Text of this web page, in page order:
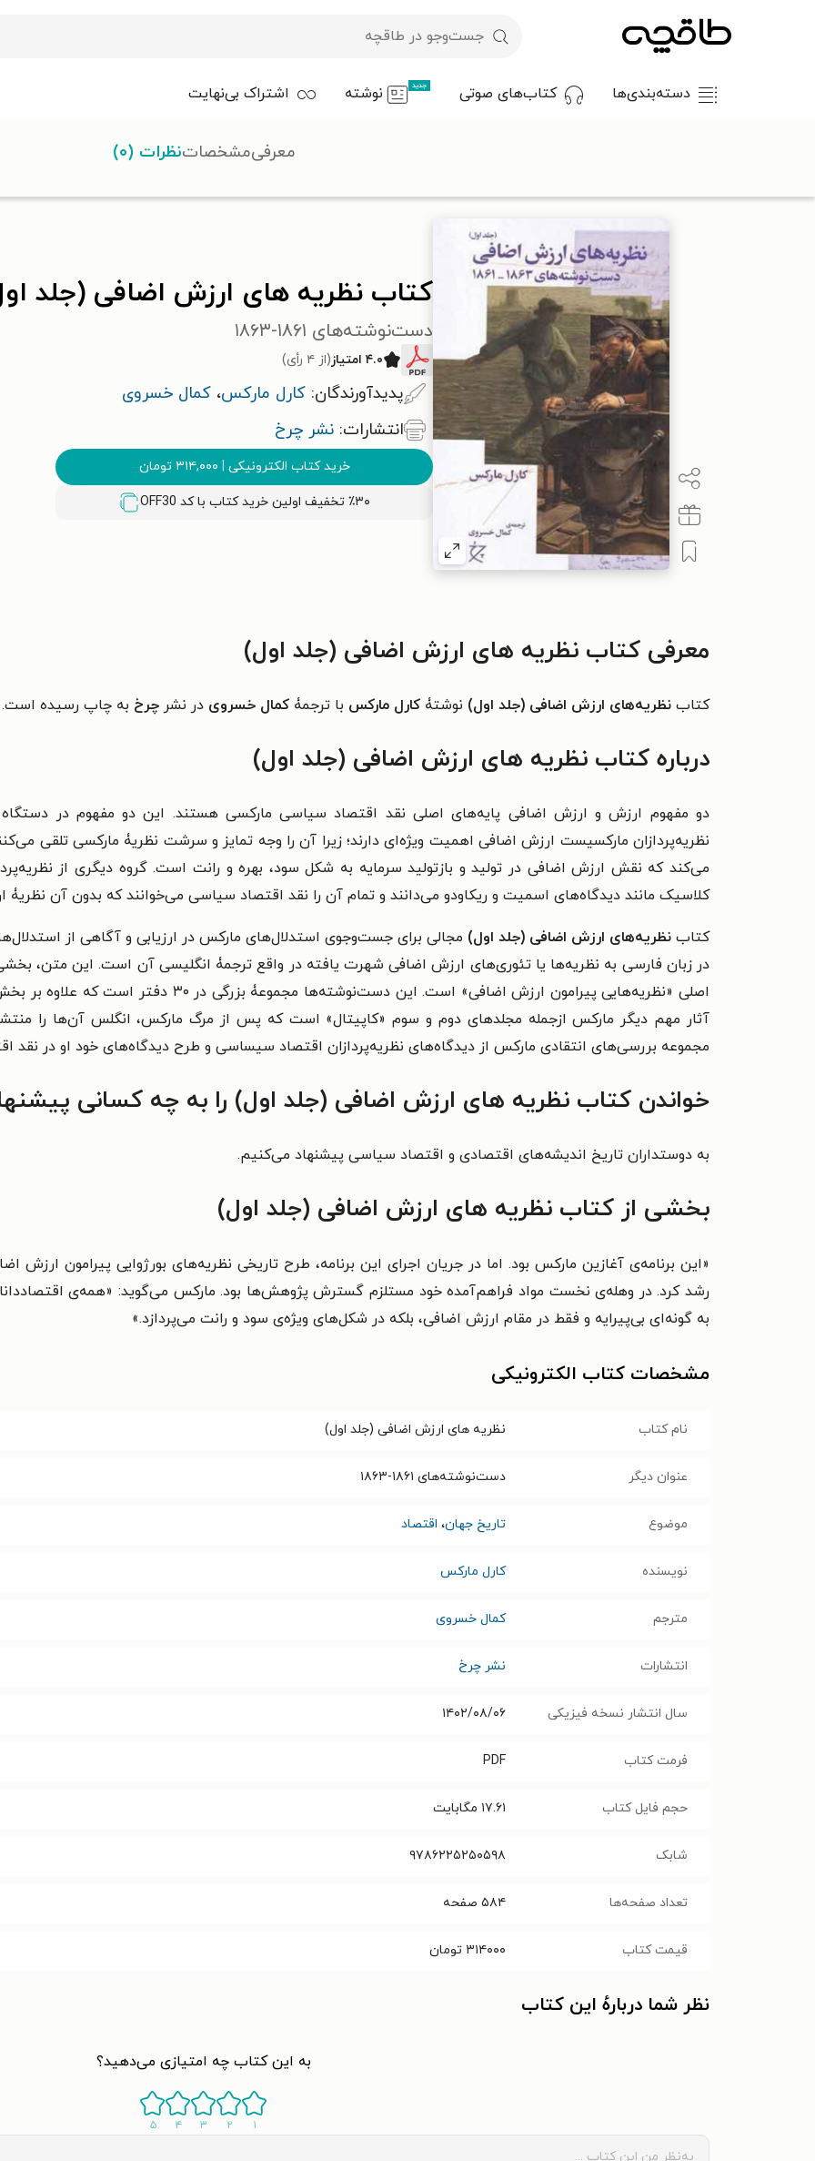
دسته‌بندی‌ها کتاب‌های صوتی جدید نوشته اشتراک بی‌نهایت
کتاب نظریه های ارزش اضافی (جلد
دست‌نوشته‌های ۱۸۶۱-۱۸۶۳
۴.۰ امتیاز (از ۴ رأی)
پدیدآورندگان: کارل مارکس، کمال خسروی
انتشارات: نشر چرخ
خرید کتاب الکترونیکی | ۳۱۴,۰۰۰ تومان
٪۳۰ تخفیف اولین خرید کتاب با کد OFF30
معرفیمشخصاتنظرات (۰)
معرفی کتاب نظریه های ارزش اضافی (جلد اول)
کتاب نظریه‌های ارزش اضافی (جلد اول) نوشتۀ کارل مارکس با ترجمۀ کمال خسروی در نشر چرخ به چاپ رسیده است.
درباره کتاب نظریه های ارزش اضافی (جلد اول)
دو مفهوم ارزش و ارزش اضافی پایه‌های اصلی نقد اقتصاد سیاسی مارکسی هستند. این دو مفهوم در دستگاه
نظریه‌پردازان مارکسیست ارزش اضافی اهمیت ویژه‌ای دارند؛ زیرا آن را وجه تمایز و سرشت نظریۀ مارکسی تلقی
می‌کند که نقش ارزش اضافی در تولید و بازتولید سرمایه به شکل سود، بهره و رانت است. گروه دیگری از
کلاسیک مانند دیدگاه‌های اسمیت و ریکاودو می‌دانند و تمام آن را نقد اقتصاد سیاسی می‌خوانند که بدون آن
کتاب نظریه‌های ارزش اضافی (جلد اول) مجالی برای جست‌وجوی استدلال‌های مارکس در ارزیابی و آگاهی از
اصلی «نظریه‌هایی پیرامون ارزش اضافی» است. این
آثار مهم دیگر مارکس ازجمله مجلدهای دوم و سوم «کاپیتال» است که پس از مرگ مارکس، انگلس آن‌ها را
مجموعه بررسی‌های انتقادی مارکس از دیدگاه‌های نظریه‌پردازان اقتصاد سیساسی و طرح دیدگاه‌های خود او در
خواندن کتاب نظریه های ارزش اضافی (جلد اول) را به چه کسانی
به دوستداران تاریخ اندیشه‌های اقتصادی و اقتصاد سیاسی پیشنهاد می‌کنیم.
بخشی از کتاب نظریه های ارزش اضافی (جلد اول)
«این برنامه‌ی آغازین مارکس بود. اما در جریان اجرای این برنامه، طرح تاریخی نظریه‌های بورژوایی پیرامون ارزش
رشد کرد. در وهله‌ی نخست مواد فراهم‌آمده خود مستلزم گسترش پژوهش‌ها بود. مارکس می‌گوید: «همه‌ی
به گونه‌ای بی‌پیرایه و فقط در مقام ارزش اضافی، بلکه در شکل‌های ویژه‌ی سود و رانت می‌پردازد.»
مشخصات کتاب الکترونیکی
نام کتاب نظریه های ارزش اضافی (جلد اول)
عنوان دیگر دست‌نوشته‌های ۱۸۶۱-۱۸۶۳
موضوع تاریخ جهان، اقتصاد
نویسنده کارل مارکس
مترجم کمال خسروی
انتشارات نشر چرخ
سال انتشار نسخه فیزیکی ۱۴۰۲/۰۸/۰۶
فرمت کتاب PDF
حجم فایل کتاب ۱۷.۶۱ مگابایت
شابک ۹۷۸۶۲۲۵۲۵۰۵۹۸
تعداد صفحه‌ها ۵۸۴ صفحه
قیمت کتاب ۳۱۴۰۰۰ تومان
نظر شما دربارهٔ این کتاب
به این کتاب چه امتیازی می‌دهید؟
۱ ۲ ۳ ۴ ۵